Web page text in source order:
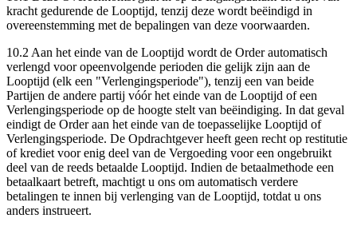
kracht gedurende de Looptijd, tenzij deze wordt beëindigd in
overeenstemming met de bepalingen van deze voorwaarden.
10.2 Aan het einde van de Looptijd wordt de Order automatisch
verlengd voor opeenvolgende perioden die gelijk zijn aan de
Looptijd (elk een "Verlengingsperiode"), tenzij een van beide
Partijen de andere partij vóór het einde van de Looptijd of een
Verlengingsperiode op de hoogte stelt van beëindiging. In dat geval
eindigt de Order aan het einde van de toepasselijke Looptijd of
Verlengingsperiode. De Opdrachtgever heeft geen recht op restitutie
of krediet voor enig deel van de Vergoeding voor een ongebruikt
deel van de reeds betaalde Looptijd. Indien de betaalmethode een
betaalkaart betreft, machtigt u ons om automatisch verdere
betalingen te innen bij verlenging van de Looptijd, totdat u ons
anders instrueert.